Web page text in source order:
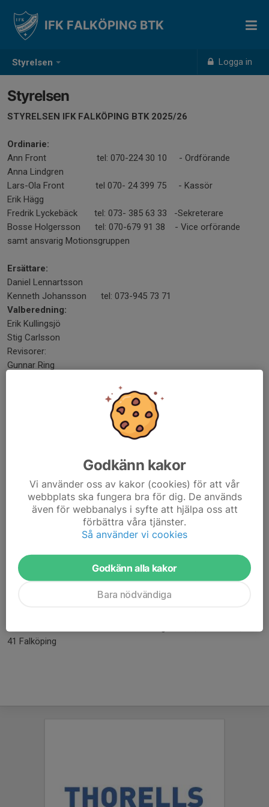
Styrelsen Logga in
IFK FALKÖPING BTK
Styrelsen
STYRELSEN IFK FALKÖPING BTK 2025/26
Ordinarie:
Ann Front tel: 070-224 30 10 - Ordförande
Anna Lindgren
Lars-Ola Front tel 070- 24 399 75 - Kassör
Erik Hägg
Fredrik Lyckebäck tel: 073- 385 63 33 -Sekreterare
Bosse Holgersson tel: 070-679 91 38 - Vice orförande
samt ansvarig Motionsgruppen
Ersättare:
Daniel Lennartsson
Kenneth Johansson tel: 073-945 73 71
Valberedning:
Erik Kullingsjö
Stig Carlsson
Revisorer:
Gunnar Ring
Fredrik Lyckebäck tel: 0733-856 333
Erik Kullingsjö tel: 070 - 082 23 84
Fredrik Lyckebäck tel: 0733-856 333
Serieansvarig:
Erik Kullingsjö tel: 0700-82 23 84
41 Falköping
Godkänn kakor
Vi använder oss av kakor (cookies) för att vår
webbplats ska fungera bra för dig. De används
även för webbanalys i syfte att hjälpa oss att
förbättra våra tjänster.
Så använder vi cookies
Godkänn alla kakor
Bara nödvändiga